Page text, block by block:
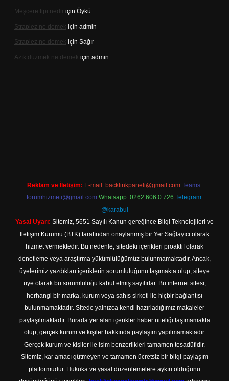
Meşcere tipi nedir için Öykü
Straplez ne demek için admin
Straplez ne demek için Sağır
Azık düzmek ne demek için admin
Reklam ve İletişim: E-mail: backlinkpaneli@gmail.com Teams:
forumhizmeti@gmail.com Whatsapp: 0262 606 0 726 Telegram:
@karabul
Yasal Uyarı: Sitemiz, 5651 Sayılı Kanun gereğince Bilgi Teknolojileri ve
İletişim Kurumu (BTK) tarafından onaylanmış bir Yer Sağlayıcı olarak
hizmet vermektedir. Bu nedenle, sitedeki içerikleri proaktif olarak
denetleme veya araştırma yükümlülüğümüz bulunmamaktadır. Ancak,
üyelerimiz yazdıkları içeriklerin sorumluluğunu taşımakta olup, siteye
üye olarak bu sorumluluğu kabul etmiş sayılırlar. Bu internet sitesi,
herhangi bir marka, kurum veya şahıs şirketi ile hiçbir bağlantısı
bulunmamaktadır. Sitede yalnızca kendi hazırladığımız makaleler
paylaşılmaktadır. Burada yer alan içerikler haber niteliği taşımamakta
olup, gerçek kurum ve kişiler hakkında paylaşım yapılmamaktadır.
Gerçek kurum ve kişiler ile isim benzerlikleri tamamen tesadüfidir.
Sitemiz, kar amacı gütmeyen ve tamamen ücretsiz bir bilgi paylaşım
platformudur. Hukuka ve yasal düzenlemelere aykırı olduğunu